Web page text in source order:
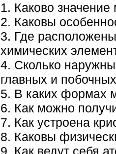
1. Каково
2. Каковы
3. Где
химических
4. Сколько
главных и
5. В каких формах
6. Как можно
7. Как устроена
8. Каковы
9. Как ведут себя